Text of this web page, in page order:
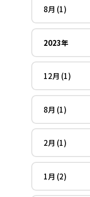
8月 (1)
2023年
12月 (1)
8月 (1)
2月 (1)
1月 (2)